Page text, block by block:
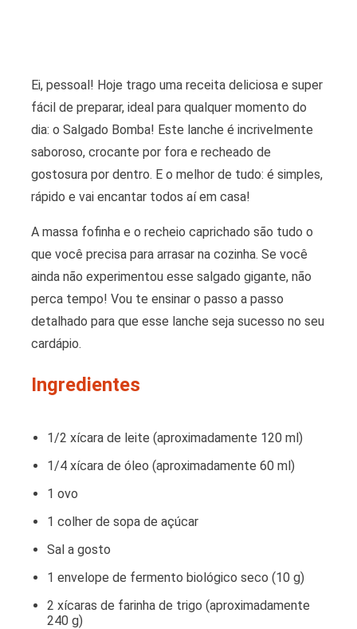
Ei, pessoal! Hoje trago uma receita deliciosa e super
fácil de preparar, ideal para qualquer momento do
dia: o Salgado Bomba! Este lanche é incrivelmente
saboroso, crocante por fora e recheado de
gostosura por dentro. E o melhor de tudo: é simples,
rápido e vai encantar todos aí em casa!
A massa fofinha e o recheio caprichado são tudo o
que você precisa para arrasar na cozinha. Se você
ainda não experimentou esse salgado gigante, não
perca tempo! Vou te ensinar o passo a passo
detalhado para que esse lanche seja sucesso no seu
cardápio.
Ingredientes
1/2 xícara de leite (aproximadamente 120 ml)
1/4 xícara de óleo (aproximadamente 60 ml)
1 ovo
1 colher de sopa de açúcar
Sal a gosto
1 envelope de fermento biológico seco (10 g)
2 xícaras de farinha de trigo (aproximadamente
240 g)